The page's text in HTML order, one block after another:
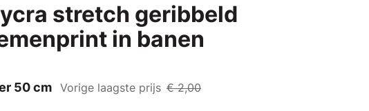
stretch geribbeld
in banen
50 cm Vorige laagste prijs € 2,00